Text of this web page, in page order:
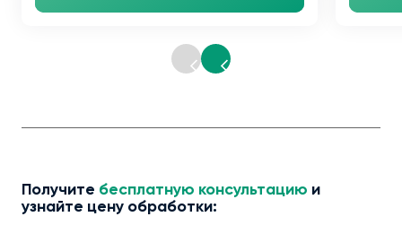
Получите бесплатную консультацию и
узнайте цену обработки: